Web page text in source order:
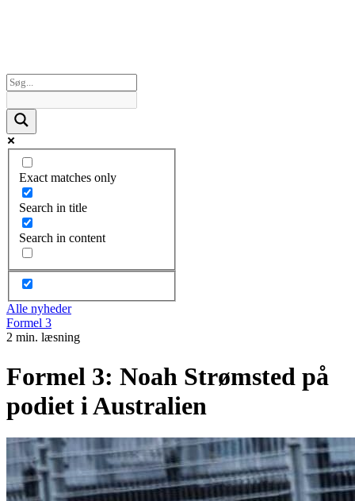
Exact matches only
Search in title
Search in content
Alle nyheder
Formel 3
2 min. læsning
Formel 3: Noah Strømsted på
podiet i Australien